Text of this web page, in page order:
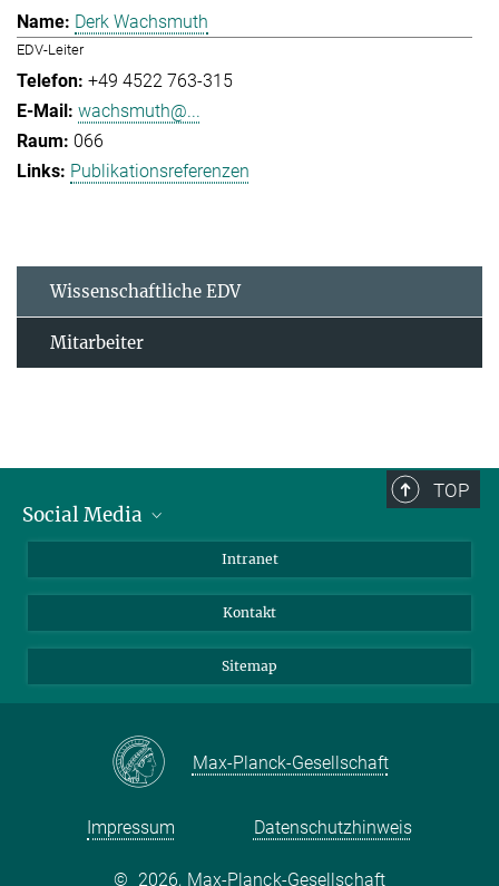
Derk Wachsmuth
EDV-Leiter
+49 4522 763-315
wachsmuth@...
066
Publikationsreferenzen
Wissenschaftliche EDV
Mitarbeiter
TOP
Social Media
Intranet
Kontakt
Sitemap
Max-Planck-Gesellschaft
Impressum Datenschutzhinweis
© 2026, Max-Planck-Gesellschaft